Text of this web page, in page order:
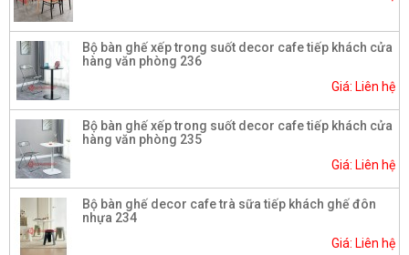
Bộ bàn ghế xếp trong suốt decor cafe tiếp khách cửa
hàng văn phòng 236
Giá: Liên hệ
Bộ bàn ghế xếp trong suốt decor cafe tiếp khách cửa
hàng văn phòng 235
Giá: Liên hệ
Bộ bàn ghế decor cafe trà sữa tiếp khách ghế đôn
nhựa 234
Giá: Liên hệ